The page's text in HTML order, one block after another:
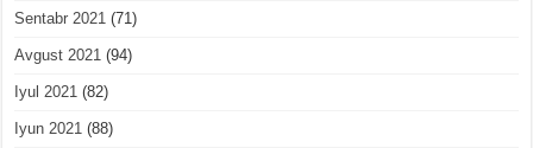
Sentabr 2021 (71)
Avgust 2021 (94)
Iyul 2021 (82)
Iyun 2021 (88)